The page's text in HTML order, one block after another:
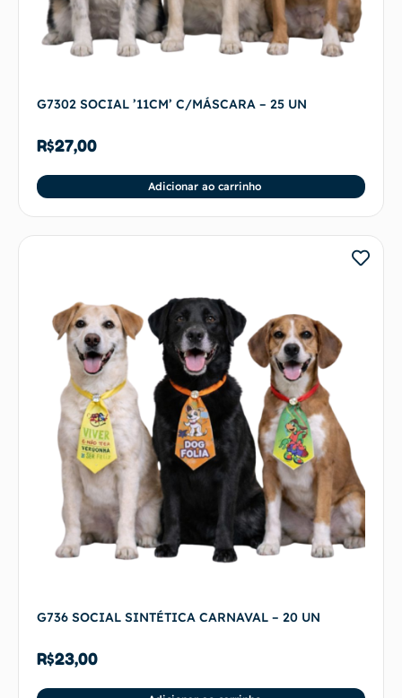
G7302 SOCIAL ’11CM’ C/MÁSCARA – 25 UN
R$27,00
Adicionar ao carrinho
G736 SOCIAL SINTÉTICA CARNAVAL – 20 UN
R$23,00